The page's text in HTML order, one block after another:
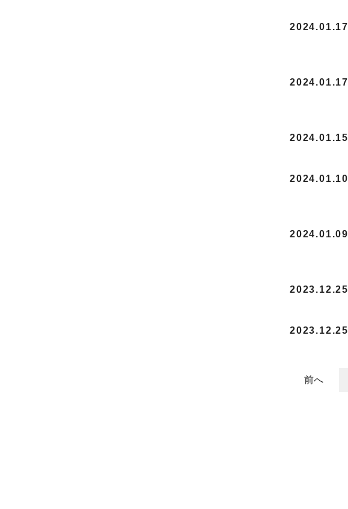
2024.01.17
2024.01.17
2024.01.15
2024.01.10
2024.01.09
2023.12.25
2023.12.25
前へ